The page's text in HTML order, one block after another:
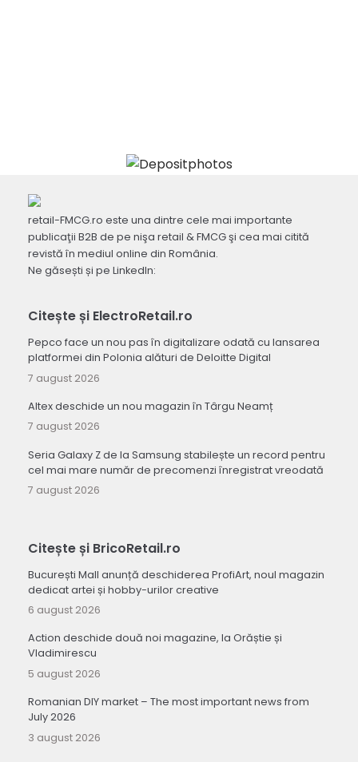
retail-FMCG.ro este una dintre cele mai importante
publicaţii B2B de pe nişa retail & FMCG şi cea mai citită
revistă în mediul online din România.
Ne găsești și pe LinkedIn:
Citește și ElectroRetail.ro
Pepco face un nou pas în digitalizare odată cu lansarea
platformei din Polonia alături de Deloitte Digital
7 august 2026
Altex deschide un nou magazin în Târgu Neamț
7 august 2026
Seria Galaxy Z de la Samsung stabilește un record pentru
cel mai mare număr de precomenzi înregistrat vreodată
7 august 2026
Citește și BricoRetail.ro
București Mall anunță deschiderea ProfiArt, noul magazin
dedicat artei și hobby-urilor creative
6 august 2026
Action deschide două noi magazine, la Orăștie și
Vladimirescu
5 august 2026
Romanian DIY market – The most important news from
July 2026
3 august 2026